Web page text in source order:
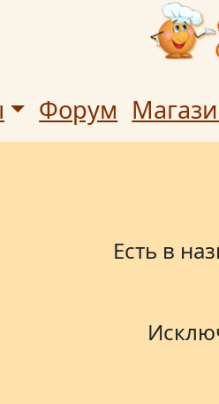
Форум
Есть в